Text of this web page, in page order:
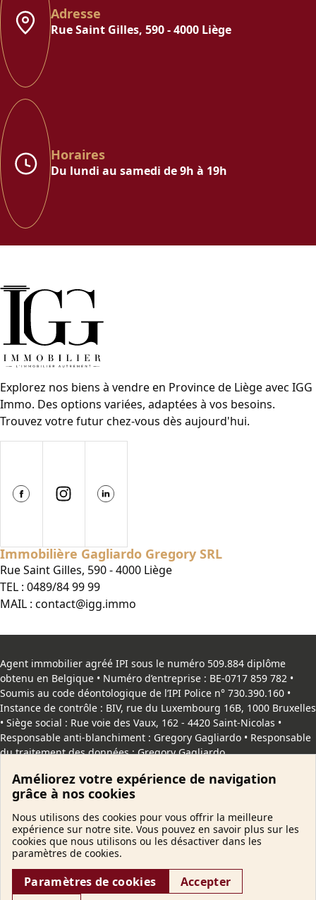
Adresse
Rue Saint Gilles, 590 - 4000 Liège
Horaires
Du lundi au samedi de 9h à 19h
Explorez nos biens à vendre en Province de Liège avec IGG
Immo. Des options variées, adaptées à vos besoins.
Trouvez votre futur chez-vous dès aujourd'hui.
Immobilière Gagliardo Gregory SRL
Rue Saint Gilles, 590 - 4000 Liège
TEL : 0489/84 99 99
MAIL : contact@igg.immo
Agent immobilier agréé IPI sous le numéro 509.884 diplôme
obtenu en Belgique • Numéro d’entreprise : BE-0717 859 782 •
Soumis au code déontologique de l’IPI Police n° 730.390.160 •
Instance de contrôle : BIV, rue du Luxembourg 16B, 1000 Bruxelles
• Siège social : Rue voie des Vaux, 162 - 4420 Saint-Nicolas •
Responsable anti-blanchiment : Gregory Gagliardo • Responsable
du traitement des données : Gregory Gagliardo
Copyright© 2026 IggImmo. Tous droits reservés |Vie privée
Cookies
Améliorez votre expérience de navigation
grâce à nos cookies
Nous utilisons des cookies pour vous offrir la meilleure
expérience sur notre site. Vous pouvez en savoir plus sur les
cookies que nous utilisons ou les désactiver dans les
paramètres de cookies.
Paramètres de cookies
Accepter